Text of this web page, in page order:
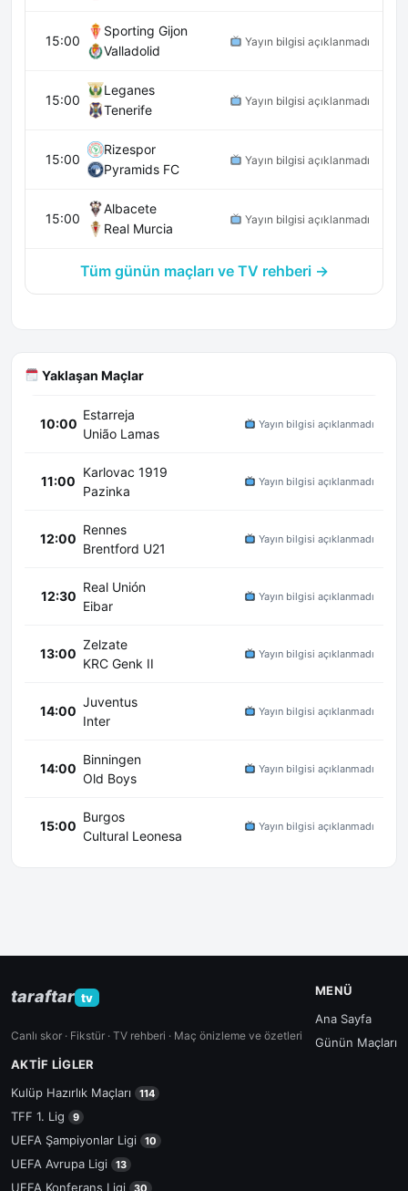
15:00
Sporting Gijon
Valladolid
Yayın bilgisi açıklanmadı
15:00
Leganes
Tenerife
Yayın bilgisi açıklanmadı
15:00
Rizespor
Pyramids FC
Yayın bilgisi açıklanmadı
15:00
Albacete
Real Murcia
Yayın bilgisi açıklanmadı
Tüm günün maçları ve TV rehberi →
Yaklaşan Maçlar
10:00
Estarreja
União Lamas
Yayın bilgisi açıklanmadı
11:00
Karlovac 1919
Pazinka
Yayın bilgisi açıklanmadı
12:00
Rennes
Brentford U21
Yayın bilgisi açıklanmadı
12:30
Real Unión
Eibar
Yayın bilgisi açıklanmadı
13:00
Zelzate
KRC Genk II
Yayın bilgisi açıklanmadı
14:00
Juventus
Inter
Yayın bilgisi açıklanmadı
14:00
Binningen
Old Boys
Yayın bilgisi açıklanmadı
15:00
Burgos
Cultural Leonesa
Yayın bilgisi açıklanmadı
taraftar tv
Canlı skor · Fikstür · TV rehberi · Maç önizleme ve özetleri
MENÜ
Ana Sayfa
Günün Maçları
AKTIF LIGLER
Kulüp Hazırlık Maçları
114
TFF 1. Lig 9
UEFA Şampiyonlar Ligi 10
UEFA Avrupa Ligi 13
UEFA Konferans Ligi